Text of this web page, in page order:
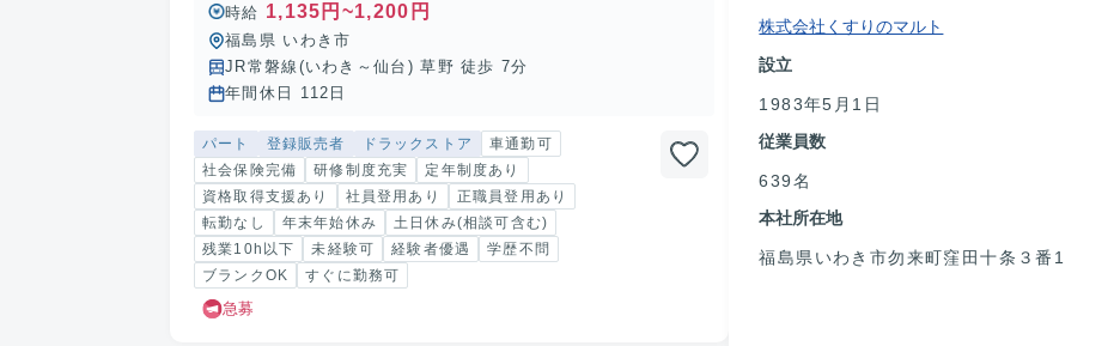
時給 1,135円~1,200円
福島県 いわき市
JR常磐線(いわき～仙台) 草野 徒歩 7分
年間休日 112日
パート 登録販売者 ドラックストア
車通勤可
社会保険完備
研修制度充実
定年制度あり
資格取得支援あり
社員登用あり
正職員登用あり
転勤なし
年末年始休み
土日休み(相談可含む)
残業10h以下
未経験可 経験者優遇
学歴不問
ブランクOK
すぐに勤務可
急募
株式会社くすりのマルト
設立
1983年5月1日
従業員数
639名
本社所在地
福島県いわき市勿来町窪田十条３番1